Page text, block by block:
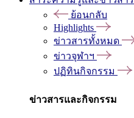
ย้อนกลับ
Highlights
ข่าวสารทั้งหมด
ข่าวจุฬาฯ
ปฏิทินกิจกรรม
ข่าวสารและกิจกรรม